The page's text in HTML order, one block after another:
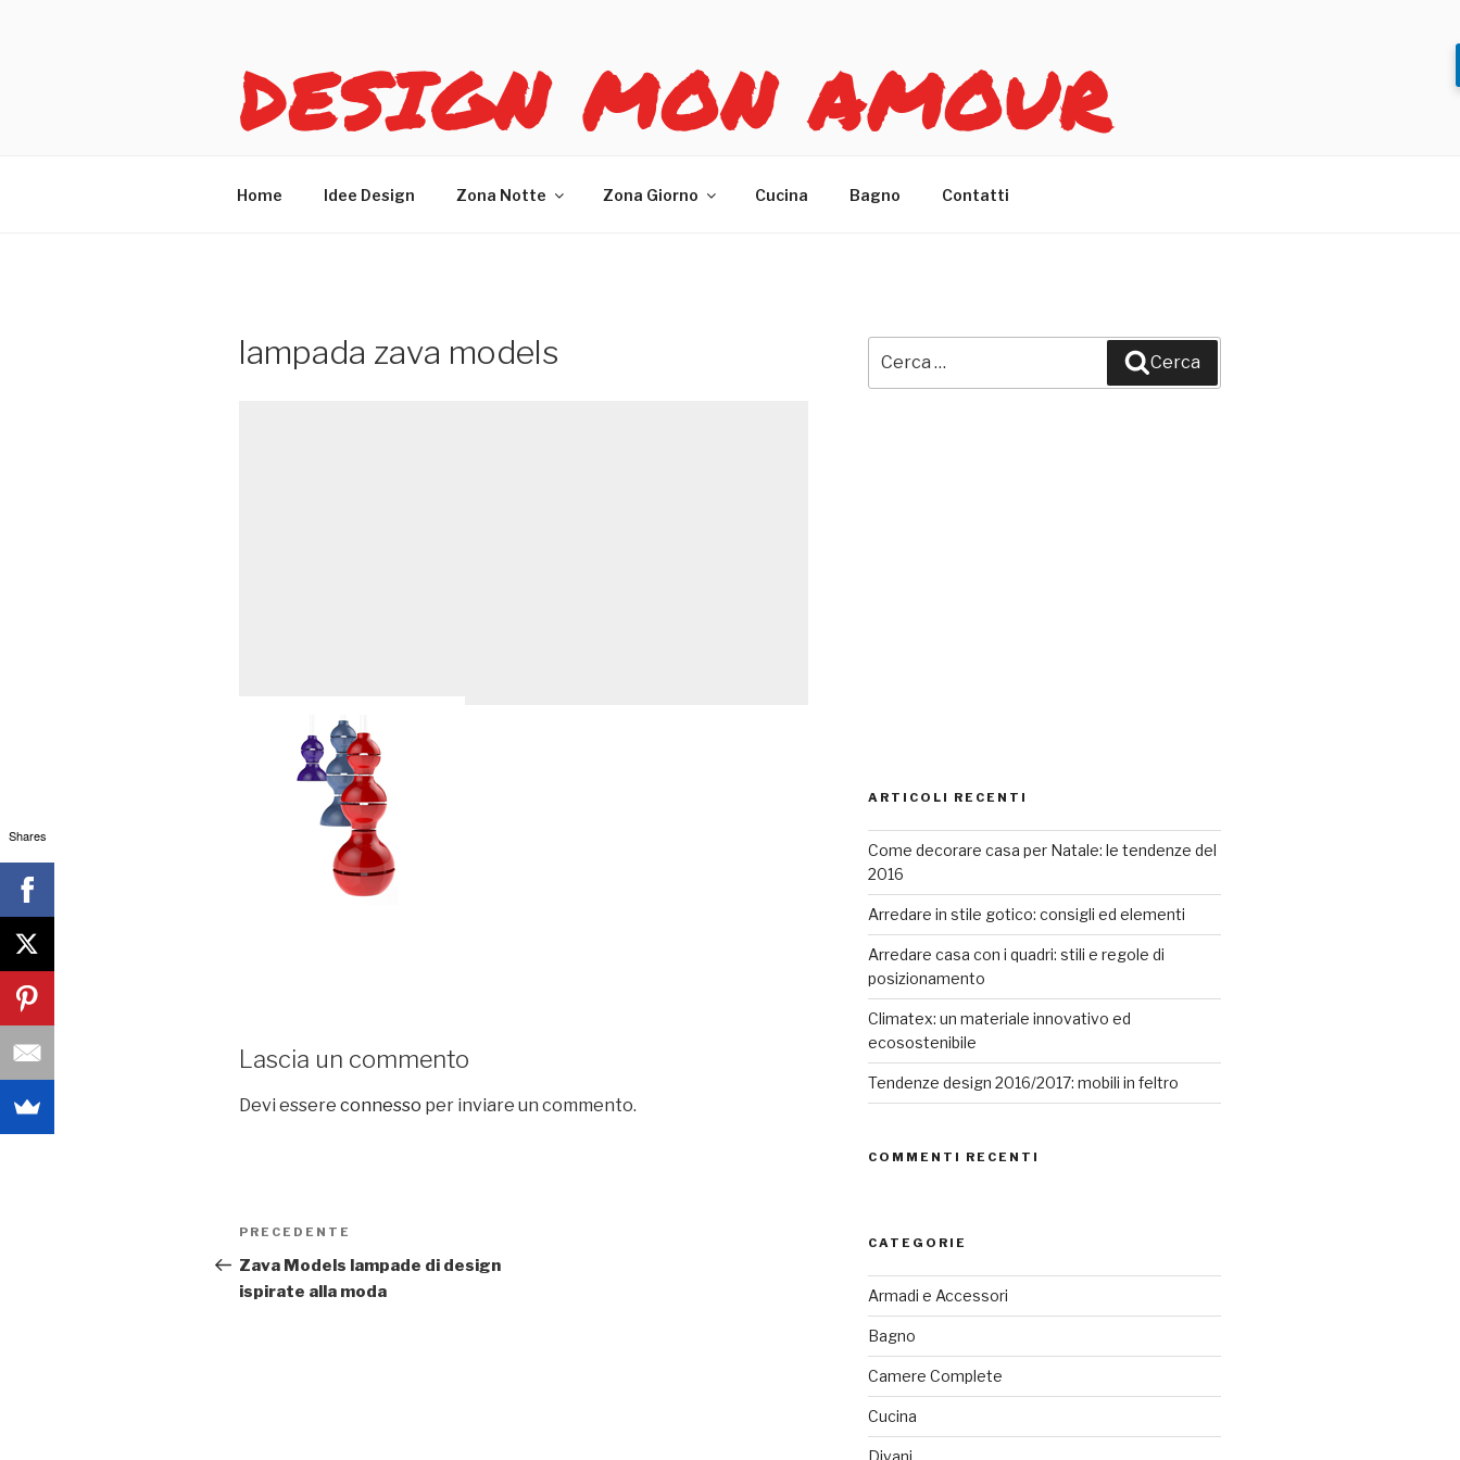
DESIGN MON AMOUR
Home Idee Design Zona Notte Zona Giorno Cucina Bagno Contatti
lampada zava models
Lascia un commento
Devi essere connesso per inviare un commento.
Navigazione
articoli
Articolo
precedente:
PRECEDENTE
Zava Models lampade di design
ispirate alla moda
Cerca
ARTICOLI RECENTI
Come decorare casa per Natale: le tendenze del
2016
Arredare in stile gotico: consigli ed elementi
Arredare casa con i quadri: stili e regole di
posizionamento
Climatex: un materiale innovativo ed
ecosostenibile
Tendenze design 2016/2017: mobili in feltro
COMMENTI RECENTI
CATEGORIE
Armadi e Accessori
Bagno
Camere Complete
Cucina
Shares